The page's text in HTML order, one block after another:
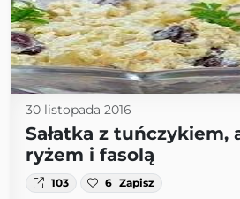
30 listopada 2016
Sałatka z tuńczykiem,
ryżem i fasolą
103 6 Zapisz